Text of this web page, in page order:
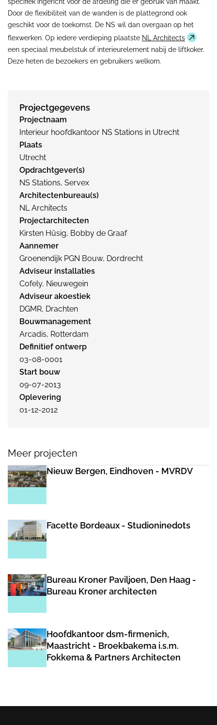
Door de flexibiliteit van de wanden is de plattegrond ook
geschikt voor de toekomst. De NS wil dan overgaan op het
flexwerken. Op iedere verdieping plaatste NL Architects
een speciaal meubelstuk of interieurelement nabij de liftkoker.
Deze heten de bezoekers en gebruikers welkom.
Projectgegevens
Projectnaam
Interieur hoofdkantoor NS Stations in Utrecht
Plaats
Utrecht
Opdrachtgever(s)
NS Stations, Servex
Architectenbureau(s)
NL Architects
Projectarchitecten
Kirsten Hüsig, Bobby de Graaf
Aannemer
Groenendijk PGN Bouw, Dordrecht
Adviseur installaties
Cofely, Nieuwegein
Adviseur akoestiek
DGMR, Drachten
Bouwmanagement
Arcadis, Rotterdam
Definitief ontwerp
03-08-0001
Start bouw
09-07-2013
Oplevering
01-12-2012
Meer projecten
Nieuw Bergen, Eindhoven - MVRDV
Facette Bordeaux - Studioninedots
Bureau Kroner Paviljoen, Den Haag -
Bureau Kroner architecten
Hoofdkantoor dsm-firmenich,
Maastricht - Broekbakema i.s.m.
Fokkema & Partners Architecten